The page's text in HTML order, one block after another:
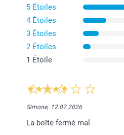
5 Étoiles
4 Étoiles
3 Étoiles
2 Étoiles
1 Étoile
Simone, 12.07.2026
La boîte fermé mal